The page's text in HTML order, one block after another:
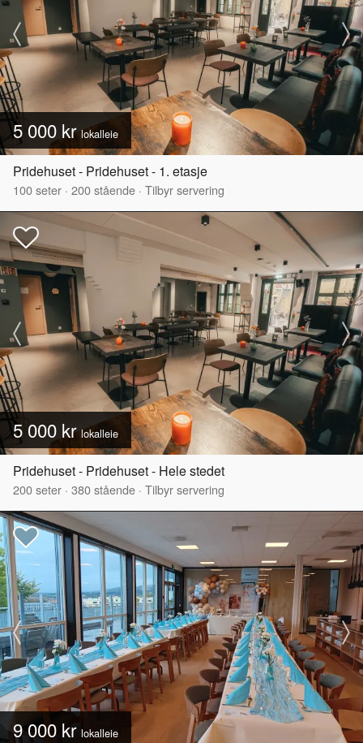
5 000 krlokalleie
Pridehuset - Pridehuset - 1. etasje
100seter · 200stående · Tilbyr servering
5 000 krlokalleie
Pridehuset - Pridehuset - Hele stedet
200seter · 380stående · Tilbyr servering
9 000 kr lokalleie